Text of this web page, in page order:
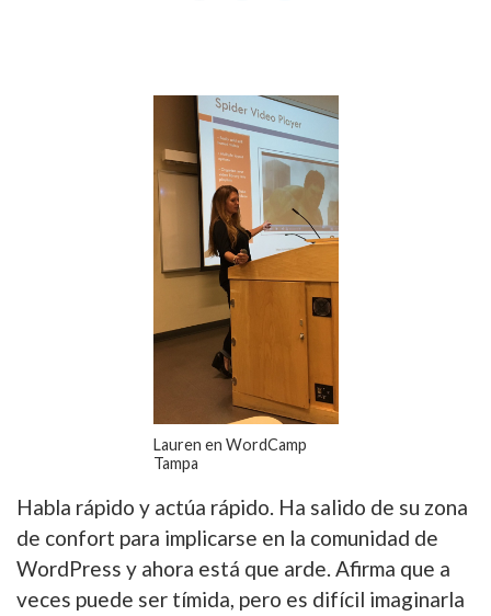
Lauren en WordCamp
Tampa
Habla rápido y actúa rápido. Ha salido de su zona
de confort para implicarse en la comunidad de
WordPress y ahora está que arde. Afirma que a
veces puede ser tímida, pero es difícil imaginarla